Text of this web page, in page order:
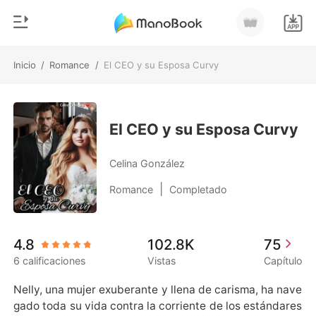
Inicio / Romance / El CEO y su Esposa Curvy
Recargar
Historia
Salir
Instalar APP
Género
Moderno
Hombre Lobo
Cuentos
Urbano
El CEO y su Esposa Curvy
Celina González
Romance Completado
4.8
6 calificaciones
102.8K
Vistas
75
Capítulo
Nelly, una mujer exuberante y llena de carisma, ha nave
gado toda su vida contra la corriente de los estándares